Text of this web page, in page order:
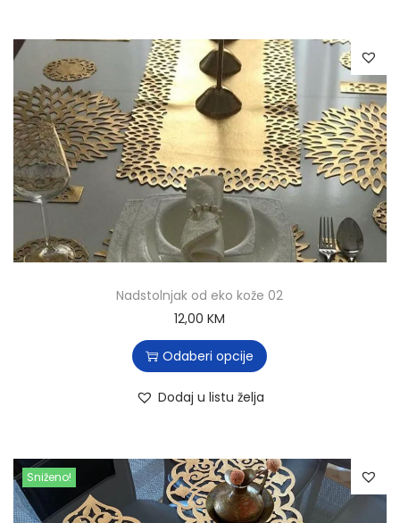
Nadstolnjak od eko kože 02
12,00KM
Odaberi opcije
Dodaj u listu želja
Sniženo!